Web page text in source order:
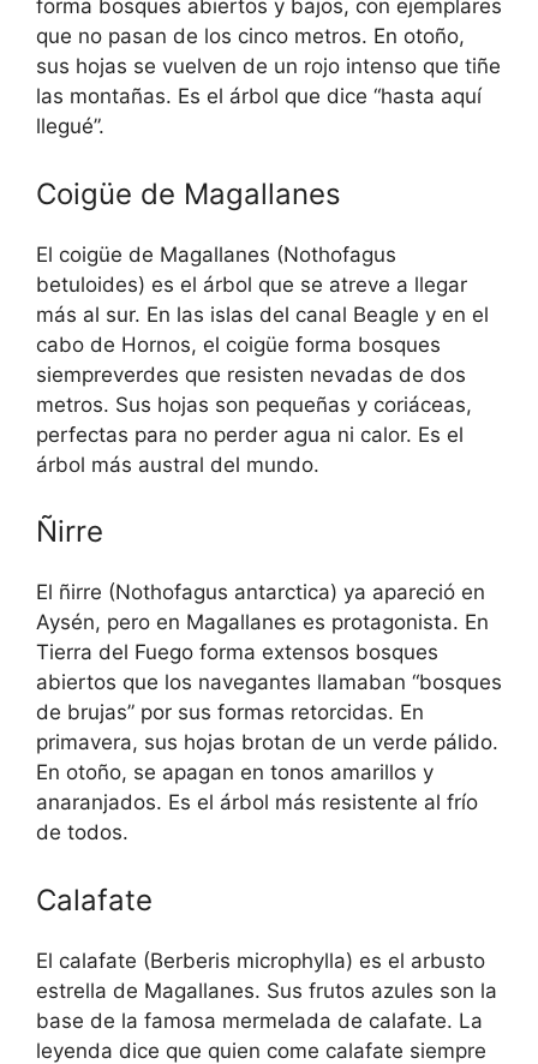
forma bosques abiertos y bajos, con ejemplares
que no pasan de los cinco metros. En otoño,
sus hojas se vuelven de un rojo intenso que tiñe
las montañas. Es el árbol que dice “hasta aquí
llegué”.
Coigüe de Magallanes
El coigüe de Magallanes (Nothofagus
betuloides) es el árbol que se atreve a llegar
más al sur. En las islas del canal Beagle y en el
cabo de Hornos, el coigüe forma bosques
siempreverdes que resisten nevadas de dos
metros. Sus hojas son pequeñas y coriáceas,
perfectas para no perder agua ni calor. Es el
árbol más austral del mundo.
Ñirre
El ñirre (Nothofagus antarctica) ya apareció en
Aysén, pero en Magallanes es protagonista. En
Tierra del Fuego forma extensos bosques
abiertos que los navegantes llamaban “bosques
de brujas” por sus formas retorcidas. En
primavera, sus hojas brotan de un verde pálido.
En otoño, se apagan en tonos amarillos y
anaranjados. Es el árbol más resistente al frío
de todos.
Calafate
El calafate (Berberis microphylla) es el arbusto
estrella de Magallanes. Sus frutos azules son la
base de la famosa mermelada de calafate. La
leyenda dice que quien come calafate siempre